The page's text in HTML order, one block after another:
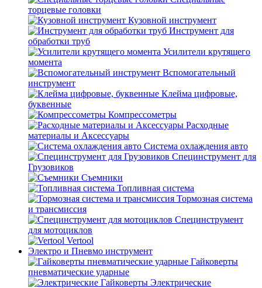
торцевые головки
Кузовной инструмент
Инструмент для
обработки труб
Усилители крутящего
момента
Вспомогательный
инструмент
Клейма цифровые,
буквенные
Компрессометры
Расходные
материалы и Аксессуары
Система охлаждения авто
Специнструмент для
Грузовиков
Съемники
Топливная система
Тормозная система
и трансмиссия
Специнструмент
для мотоциклов
Vertool
Электро и Пневмо инструмент
Гайковерты
пневматические ударные
Электрические